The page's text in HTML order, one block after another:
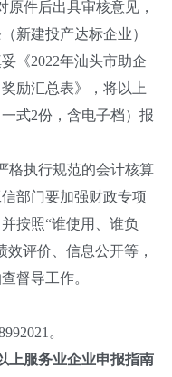
件后出具审核意见，
新建投产达标企业）
《2022年汕头市助企
励汇总表》，将以上
式2份，含电子档）报
执行规范的会计核算
部门要加强财政专项
按照“谁使用、谁负
评价、信息公开等，
督导工作。
。
上服务业企业申报指南